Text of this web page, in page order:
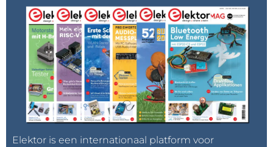
Elektor is een internationaal platform voor